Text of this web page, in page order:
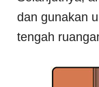
dan gunakan
tengah